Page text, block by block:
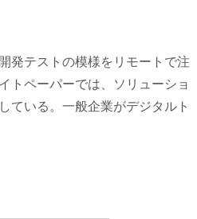
発テストの模様をリモートで注
トペーパーでは、ソリューショ
ている。一般企業がデジタルト